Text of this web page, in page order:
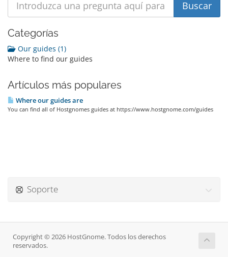
Categorías
Our guides (1)
Where to find our guides
Artículos más populares
Where our guides are
You can find all of Hostgnomes guides at https://www.hostgnome.com/guides
Soporte
Copyright © 2026 HostGnome. Todos los derechos
reservados.